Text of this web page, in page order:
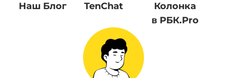
Наш Блог TenChat
Колонка
в РБК.Pro